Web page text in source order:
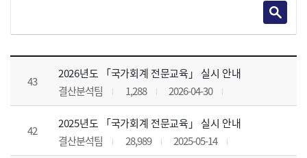
공지사항 목록 으로 번호, 제목, 작성자, 조회수, 등록 일, 첨부파일로 나열 되고 있습니다.
43
2026년도 「국가회계 전문교육」 실시 안내
결산분석팀
1,288 2026-04-30
42
2025년도 「국가회계 전문교육」 실시 안내
결산분석팀
28,989 2025-05-14